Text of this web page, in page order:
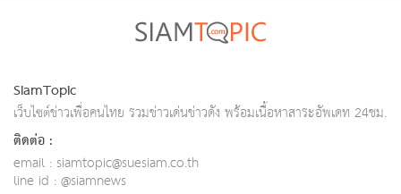
SiamTopic
เว็บไซต์ข่าวเพื่อคนไทย รวมข่าวเด่นข่าวดัง พร้อมเนื้อหาสาระอัพเดท 24ชม.
ติดต่อ :
email : siamtopic@suesiam.co.th
line id : @siamnews